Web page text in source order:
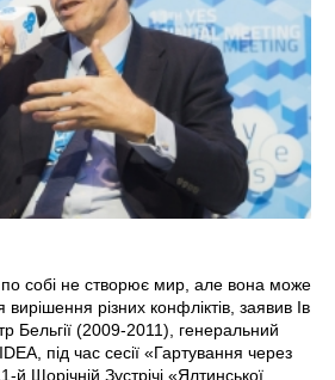
по собі не створює мир, але вона може
різних конфліктів, заявив Ів
Бельгії (2009-2011), генеральний
під час сесії «Гартування через
й Щорічній Зустрічі «Ялтинської